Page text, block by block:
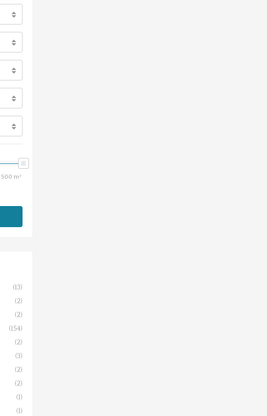
(13)
(2)
(2)
(154)
(2)
(3)
(2)
(2)
(1)
(1)